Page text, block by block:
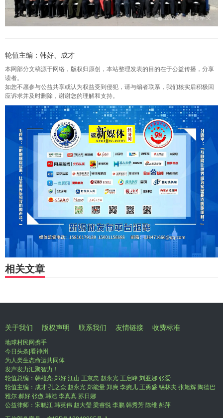
轮值主编：韩好、成才
本网部分文稿源于网络，版权归原创，本站整理发表的目的在于公益传播，分享
读者。
如您不愿参与公益共享或认为权益受到侵犯，请与编者联系，我们核实后积极回
应诉求并及时删除，谢谢您的理解和支持。
相关文章
关于我们 版权声明 联系我们 友情链接 收费标准
地球村民网携手
今日头条|看神州
为人类生态命运共同体
发声发力汇聚智力！
轮值总编：韩雄亮 郑好 江山 王京忠 赵永光 王启峰 刘亚娜 张爱
轮值主编：成才 孔之众 赵永光 郑能量 郑爽 李婉儿 王勇盛 锡林夫 张旭辉 陶德巴
雅尔 郝好 张傲 韩浩 李真真 苏日娜
公益律师：宋晓江 韩英伟 赵大瑩 梁睿悦 李鹏 韩秀芳 陈维 郝萍